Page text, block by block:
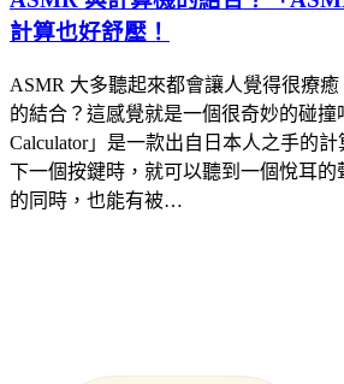
計算也好舒壓！
ASMR 大多聽起來都會讓人覺得很療
的結合？這感覺就是一個很奇妙的碰撞
Calculator」是一款出自日本人之手的
下一個按鍵時，就可以聽到一個悅耳的
的同時，也能有被…